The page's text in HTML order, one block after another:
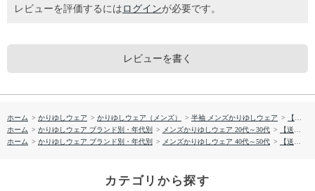
レビューを評価するには ログインが必要です。
レビューを書く
ホーム > かりゆしウェア > かりゆしウェア（メンズ） > 半袖 メンズかりゆしウェア >
【送料無料】アダンフルーツ柄 サッカー生地 かりゆしウェアP1025-10
ホーム > かりゆしウェア ブランド別・年代別 > メンズかりゆしウェア 20代～30代 >
【送料無料】アダンフルーツ柄 サッカー生地 かりゆしウェアP1025-10
ホーム > かりゆしウェア ブランド別・年代別 > メンズかりゆしウェア 40代～50代 > 【送料無料】アダンフルーツ柄 サッカー生地 かりゆしウェアP1025-10
カテゴリから探す